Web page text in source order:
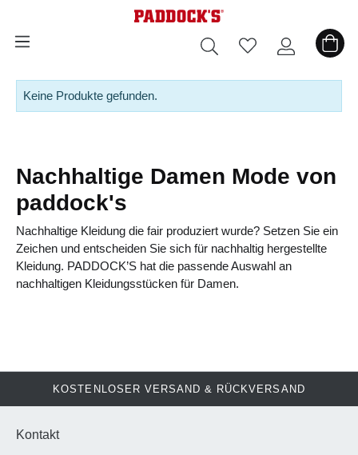
Keine Produkte gefunden.
Nachhaltige Damen Mode von
paddock's
Nachhaltige Kleidung die fair produziert wurde? Setzen Sie ein
Zeichen und entscheiden Sie sich für nachhaltig hergestellte
Kleidung. PADDOCK’S hat die passende Auswahl an
nachhaltigen Kleidungsstücken für Damen.
KOSTENLOSER VERSAND & RÜCKVERSAND
Kontakt